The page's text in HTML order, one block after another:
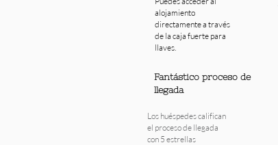
alojamiento
directamente a través
de la caja fuerte para
llaves.
Fantástico proceso de
llegada
Los huéspedes califican
el proceso de llegada
con 5 estrellas